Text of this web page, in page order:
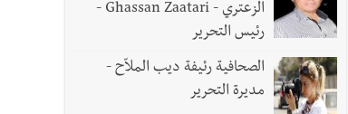
الزعتري - Ghassan Zaatari -
رئيس التحرير
الصحافية رئيفة ديب الملاّح -
مديرة التحرير